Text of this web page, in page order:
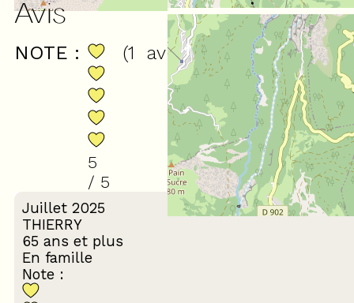
Avis
NOTE :
5
/ 5
(1 avis)
Juillet 2025
THIERRY
65 ans et plus
En famille
Note :